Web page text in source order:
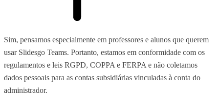
Sim, pensamos especialmente em professores e alunos que querem
usar Slidesgo Teams. Portanto, estamos em conformidade com os
regulamentos e leis RGPD, COPPA e FERPA e não coletamos
dados pessoais para as contas subsidiárias vinculadas à conta do
administrador.